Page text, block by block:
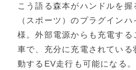
こう語る森本がハンドルを
（スポーツ）のプラグイン
様。外部電源からも充電す
車で、充分に充電されてい
動するEV走行も可能になる。